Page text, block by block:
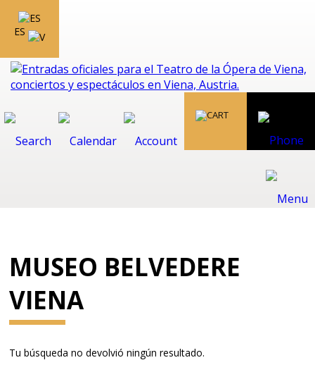
ES
MUSEO BELVEDERE
VIENA
Tu búsqueda no devolvió ningún resultado.